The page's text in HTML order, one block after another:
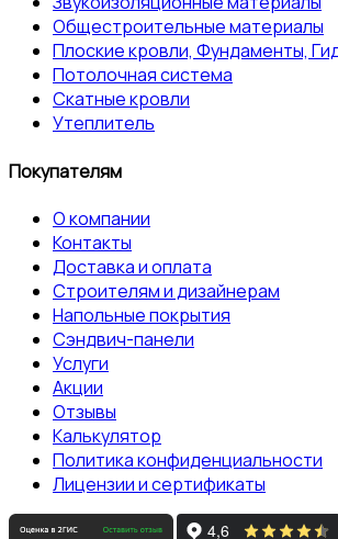
Общестроительные материалы
Плоские кровли, Фундаменты,
Потолочная система
Скатные кровли
Утеплитель
Покупателям
О компании
Контакты
Доставка и оплата
Строителям и дизайнерам
Напольные покрытия
Сэндвич-панели
Услуги
Акции
Отзывы
Калькулятор
Политика конфиденциальности
Лицензии и сертификаты